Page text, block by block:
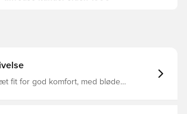
fit for god komfort, med bløde